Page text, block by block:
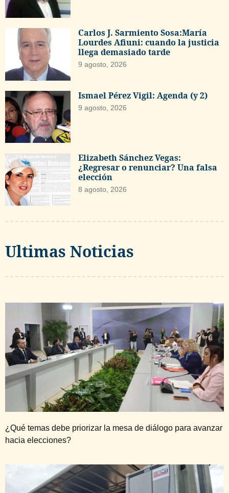
Carlos J. Sarmiento Sosa:María
Lourdes Afiuni: cuando la justicia
llega demasiado tarde
9 agosto, 2026
Ismael Pérez Vigil: Agenda (y 2)
9 agosto, 2026
Elizabeth Sánchez Vegas:
¿Regresar o renunciar? Una falsa
elección
8 agosto, 2026
Ultimas Noticias
¿Qué temas debe priorizar la mesa de diálogo para avanzar
hacia elecciones?